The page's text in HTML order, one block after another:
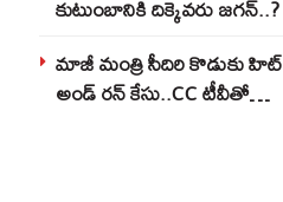
కుటుంబానికి దిక్కెవరు జగన్..?
మాజీ మంత్రి సీదిరి కొడుకు హిట్
అండ్ రన్ కేసు..CC టీవీతో